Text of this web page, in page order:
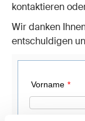
kontaktieren
Wir danken
entschuldigen